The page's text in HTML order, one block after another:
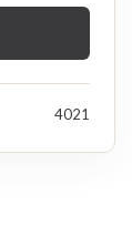
4021